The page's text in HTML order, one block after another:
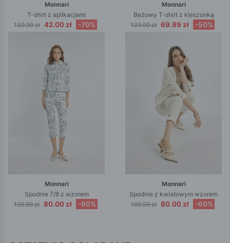
Monnari
T-shirt z aplikacjami
139.99 zł 42.00 zł -70%
Monnari
Beżowy T-shirt z kieszonką
139.99 zł 69.99 zł -50%
Monnari
Spodnie 7/8 z wzorem
199.99 zł 80.00 zł -60%
Monnari
Spodnie z kwiatowym wzorem
199.99 zł 80.00 zł -60%